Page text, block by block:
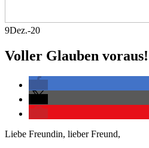
9Dez.-20
Voller Glauben voraus!
Liebe Freundin, lieber Freund,